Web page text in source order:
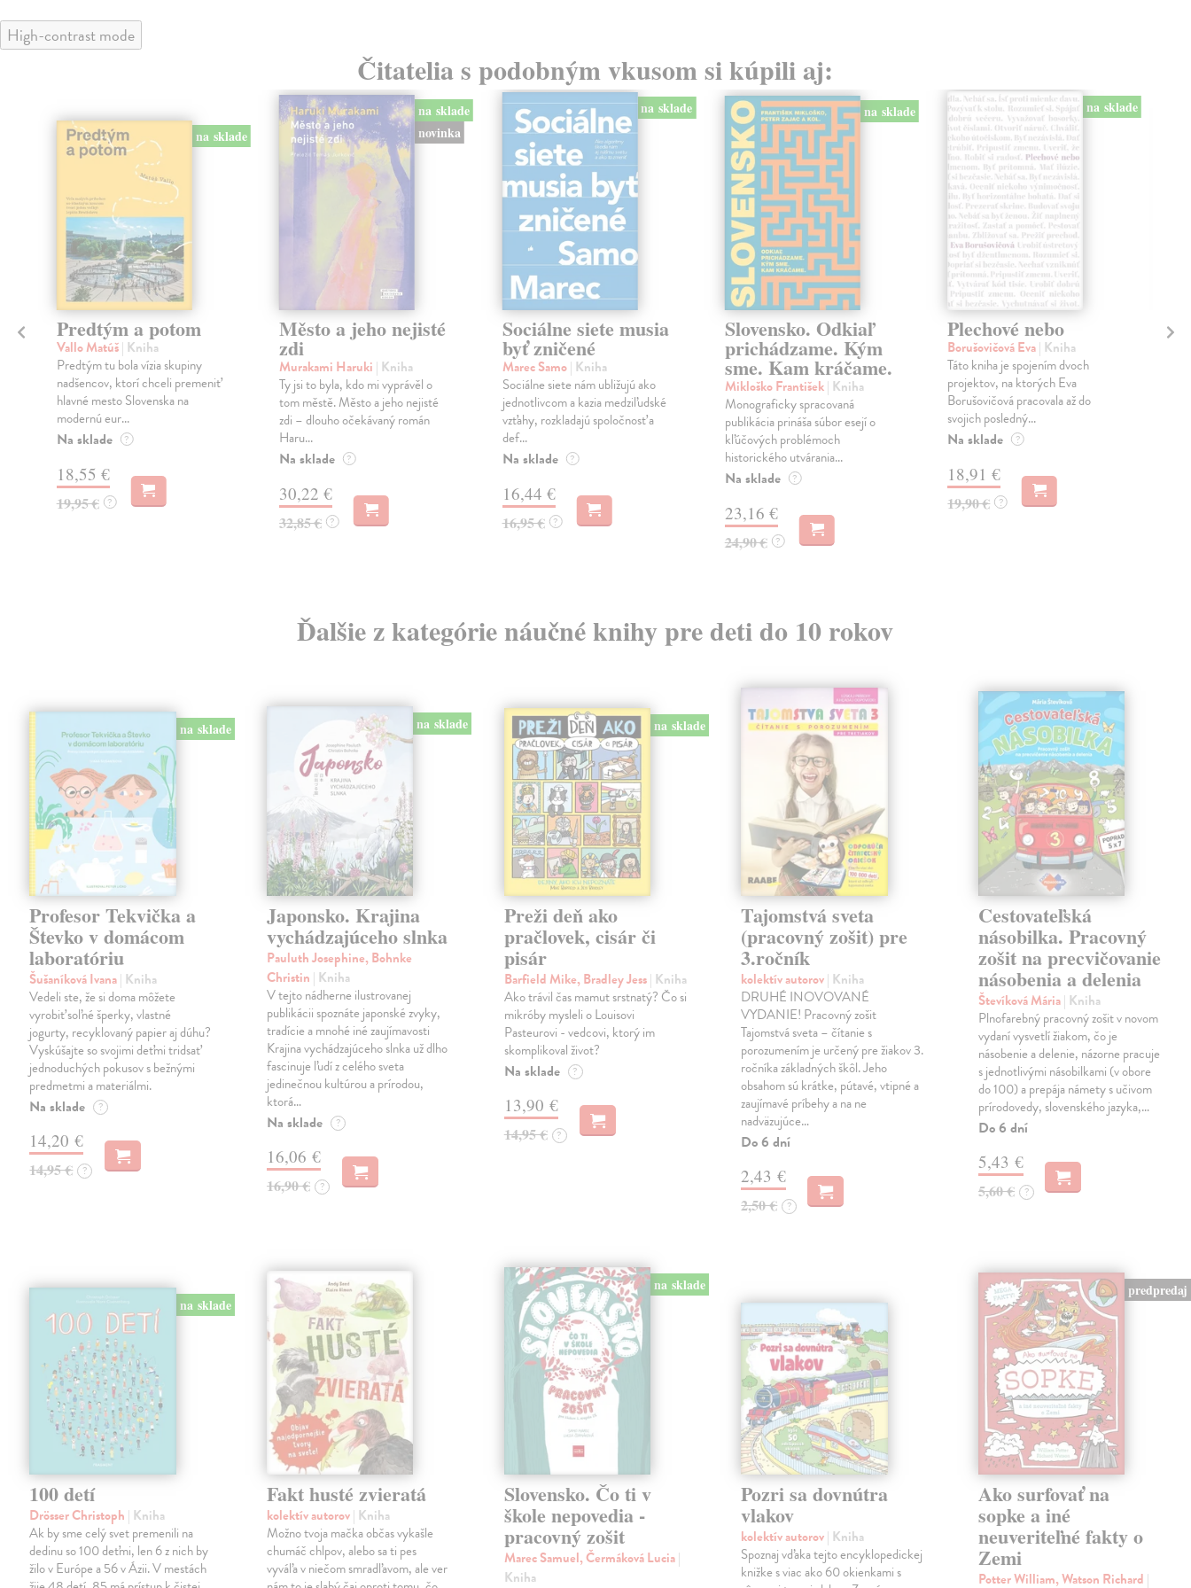
High-contrast mode
Čitatelia s podobným vkusom si kúpili aj:
na sklade
Predtým a potom
Vallo Matúš| Kniha
Predtým tu bola vízia skupiny
nadšencov, ktorí chceli premeniť
hlavné mesto Slovenska na
modernú eur...
Na sklade ?
18,55 €
19,95 € ?
na sklade
novinka
Město a jeho nejisté
zdi
Murakami Haruki | Kniha
Ty jsi to byla, kdo mi vyprávěl o
tom městě. Město a jeho nejisté
zdi – dlouho očekávaný román
Haru...
Na sklade ?
30,22 €
32,85 € ?
na sklade
Sociálne siete musia
byť zničené
Marec Samo| Kniha
Sociálne siete nám ubližujú ako
jednotlivcom a kazia medziľudské
vzťahy, rozkladajú spoločnosť a
def...
Na sklade ?
16,44 €
16,95 € ?
na sklade
Slovensko. Odkiaľ
prichádzame. Kým
sme. Kam kráčame.
Mikloško František| Kniha
Monograficky spracovaná
publikácia prináša súbor esejí o
kľúčových problémoch
historického utvárania...
Na sklade ?
23,16 €
24,90 € ?
na sklade
Plechové nebo
Borušovičová Eva| Kniha
Táto kniha je spojením dvoch
projektov, na ktorých Eva
Borušovičová pracovala až do
svojich posledný...
Na sklade ?
18,91 €
19,90 € ?
Ďalšie z kategórie náučné knihy pre deti do 10 rokov
na sklade
Profesor Tekvička a
Števko v domácom
laboratóriu
Šušaníková Ivana| Kniha
Vedeli ste, že si doma môžete
vyrobiť soľné šperky, vlastné
jogurty, recyklovaný papier aj dúhu?
Vyskúšajte so svojimi deťmi tridsať
jednoduchých pokusov s bežnými
predmetmi a materiálmi.
Na sklade ?
14,20 €
14,95 € ?
na sklade
Japonsko. Krajina
vychádzajúceho slnka
Pauluth Josephine, Bohnke
Christin | Kniha
V tejto nádherne ilustrovanej
publikácii spoznáte japonské zvyky,
tradície a mnohé iné zaujímavosti
Krajina vychádzajúceho slnka už dlho
fascinuje ľudí z celého sveta
jedinečnou kultúrou a prírodou,
ktorá…
Na sklade ?
16,06 €
16,90 € ?
na sklade
Preži deň ako
pračlovek, cisár či
pisár
Barfield Mike, Bradley Jess| Kniha
Ako trávil čas mamut srstnatý? Čo si
mikróby mysleli o Louisovi
Pasteurovi - vedcovi, ktorý im
skomplikoval život?
Na sklade ?
13,90 €
14,95 € ?
Tajomstvá sveta
(pracovný zošit) pre
3.ročník
kolektív autorov| Kniha
DRUHÉ INOVOVANÉ
VYDANIE! Pracovný zošit
Tajomstvá sveta – čítanie s
porozumením je určený pre žiakov 3.
ročníka základných škôl. Jeho
obsahom sú krátke, pútavé, vtipné a
zaujímavé príbehy a na ne
nadväzujúce…
Do 6 dní
2,43 €
2,50 € ?
Cestovateľská
násobilka. Pracovný
zošit na precvičovanie
násobenia a delenia
Števíková Mária| Kniha
Plnofarebný pracovný zošit v novom
vydaní vysvetlí žiakom, čo je
násobenie a delenie, názorne pracuje
s jednotlivými násobilkami (v obore
do 100) a prepája námety s učivom
prírodovedy, slovenského jazyka,…
Do 6 dní
5,43 €
5,60 € ?
na sklade
100 detí
Drösser Christoph | Kniha
Ak by sme celý svet premenili na
dedinu so 100 deťmi, len 6 z nich by
žilo v Európe a 56 v Ázii. V mestách
Fakt husté zvieratá
kolektív autorov| Kniha
Možno tvoja mačka občas vykašle
chumáč chlpov, alebo sa ti pes
vyváľa v niečom smradľavom, ale ver
na sklade
Slovensko. Čo ti v
škole nepovedia -
pracovný zošit
Marec Samuel, Čermáková Lucia|
Kniha
Pozri sa dovnútra
vlakov
kolektív autorov| Kniha
Spoznaj vďaka tejto encyklopedickej
knižke s viac ako 60 okienkami s
predpredaj
Ako surfovať na
sopke a iné
neuveriteľné fakty o
Zemi
Potter William, Watson Richard |